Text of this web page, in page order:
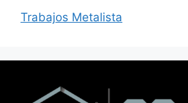
Trabajos Metalista